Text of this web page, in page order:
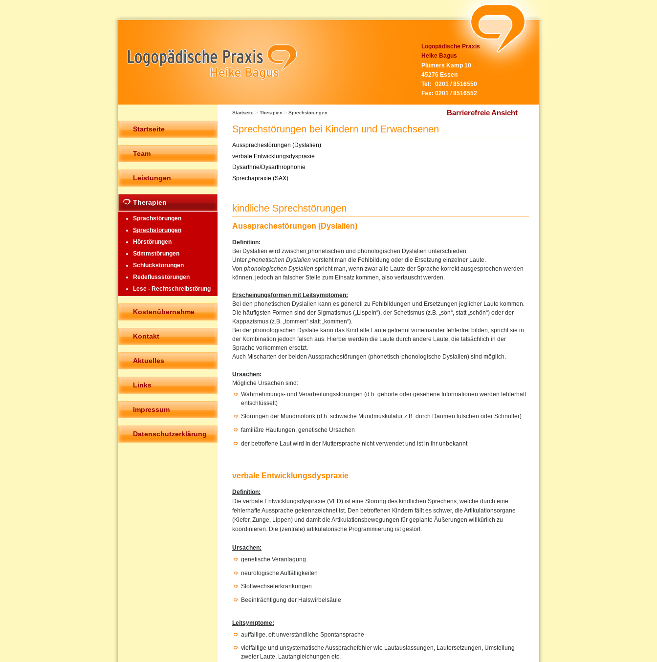
Logopädische Praxis
Heike Bagus
Plümers Kamp 10
45276 Essen
Tel:
0201 / 8516550
Fax: 0201 / 8516552
Barrierefreie Ansicht
Startseite
Team
Leistungen
Therapien
Sprachstörungen
Sprechstörungen
Hörstörungen
Stimmstörungen
Schluckstörungen
Redeflussstörungen
Lese - Rechtschreibstörung
Kostenübernahme
Kontakt
Aktuelles
Links
Impressum
Datenschutzerklärung
Startseite > Therapien > Sprechstörungen
Sprechstörungen bei Kindern und Erwachsenen
Aussprachestörungen (Dyslalien)
verbale Entwicklungsdyspraxie
Dysarthrie/Dysarthrophonie
Sprechapraxie (SAX)
kindliche Sprechstörungen
Aussprachestörungen (Dyslalien)
Definition:
Bei Dyslalien wird zwischen phonetischen und phonologischen Dyslalien unterschieden:
Unter phonetischen Dyslalien versteht man die Fehlbildung oder die Ersetzung einzelner Laute.
Von phonologischen Dyslalien spricht man, wenn zwar alle Laute der Sprache korrekt ausgesprochen werden
können, jedoch an falscher Stelle zum Einsatz kommen, also vertauscht werden.
Erscheinungsformen mit Leitsymptomen:
Bei den phonetischen Dyslalien kann es generell zu Fehlbildungen und Ersetzungen jeglicher Laute kommen.
Die häufigsten Formen sind der Sigmatismus („Lispeln“), der Schetismus (z.B. „sön“, statt „schön“) oder der
Kappazismus (z.B. „tommen“ statt „kommen“).
Bei der phonologischen Dyslalie kann das Kind alle Laute getrennt voneinander fehlerfrei bilden, spricht sie in
der Kombination jedoch falsch aus. Hierbei werden die Laute durch andere Laute, die tatsächlich in der
Sprache vorkommen ersetzt.
Auch Mischarten der beiden Aussprachestörungen (phonetisch-phonologische Dyslalien) sind möglich.
Ursachen:
Mögliche Ursachen sind:
Wahrnehmungs- und Verarbeitungsstörungen (d.h. gehörte oder gesehene Informationen werden fehlerhaft
entschlüsselt)
Störungen der Mundmotorik (d.h. schwache Mundmuskulatur z.B. durch Daumen lutschen oder Schnuller)
familiäre Häufungen, genetische Ursachen
der betroffene Laut wird in der Muttersprache nicht verwendet und ist in ihr unbekannt
verbale Entwicklungsdyspraxie
Definition:
Die verbale Entwicklungsdyspraxie (VED) ist eine Störung des kindlichen Sprechens, welche durch eine
fehlerhafte Aussprache gekennzeichnet ist. Den betroffenen Kindern fällt es schwer, die Artikulationsorgane
(Kiefer, Zunge, Lippen) und damit die Artikulationsbewegungen für geplante Äußerungen willkürlich zu
koordinieren. Die (zentrale) artikulatorische Programmierung ist gestört.
Ursachen:
genetische Veranlagung
neurologische Auffälligkeiten
Stoffwechselerkrankungen
Beeinträchtigung der Halswirbelsäule
Leitsymptome:
auffällige, oft unverständliche Spontansprache
vielfältige und unsystematische Aussprachefehler wie Lautauslassungen, Lautersetzungen, Umstellung
zweier Laute, Lautangleichungen etc.